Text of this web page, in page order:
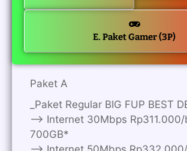
E. Paket Gamer (3P)
Paket A
_Paket Regular BIG FUP BEST
—> Internet 30Mbps
700GB*